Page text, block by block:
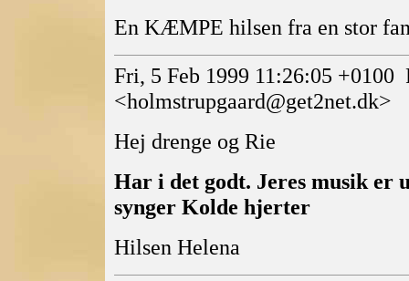
En KÆMPE hilsen fra en stor
Fri, 5 Feb 1999 11:26:05
<holmstrupgaard@get2net.dk>
Hej drenge og Rie
Har i det godt. Jeres musik er
synger Kolde hjerter
Hilsen Helena